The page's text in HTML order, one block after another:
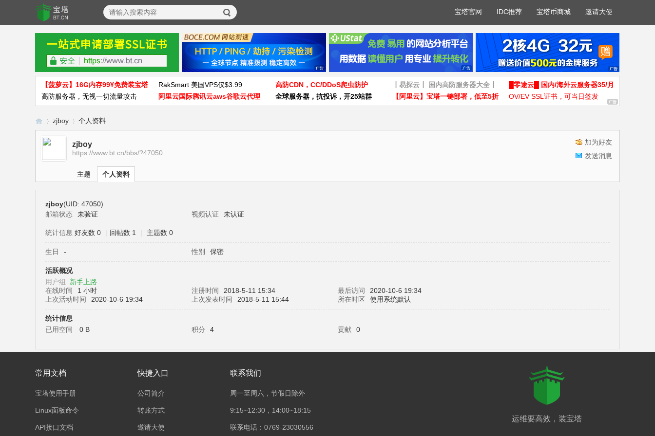
宝塔官网 IDC推荐 宝塔币商城 邀请大使
【菠萝云】16G内存99¥免费装宝塔 RakSmart 美国VPS仅$3.99 高防CDN，CC/DDoS爬虫防护 ┃易探云┃ 国内高防服务器大全┃
█零途云█ 国内/海外云服务器35/月
高防服务器，无视一切流量攻击
阿里云国际腾讯云aws谷歌云代理 全球服务器，抗投诉，开25站群 【阿里云】宝塔一键部署，低至5折 OV/EV SSL证书，可当日签发
宝›
zjboy 个人资料
加为好友
发送消息
zjboy
https://www.bt.cn/bbs/?47050
主题 个人资料
zjboy(UID: 47050)
邮箱状态
未验证 视频认证 未认证
统计信息 好友数 0 | 回帖数 1 | 主题数 0
生日 - 性别 保密
活跃概况
用户组 新手上路
在线时间
1 小时 注册时间 2018-5-11 15:34 最后访问
2020-10-6 19:34
上次活动时间
2020-10-6 19:34 上次发表时间 2018-5-11 15:44 所在时区 使用系统默认
统计信息
已用空间
0 B 积分 4 贡献 0
常用文档
宝塔使用手册
Linux面板命令
API接口文档
快捷入口
公司简介
转账方式
邀请大使
联系我们
周一至周六，节假日除外
9:15~12:30，14:00~18:15
联系电话：0769-23030556
运维要高效，装宝塔